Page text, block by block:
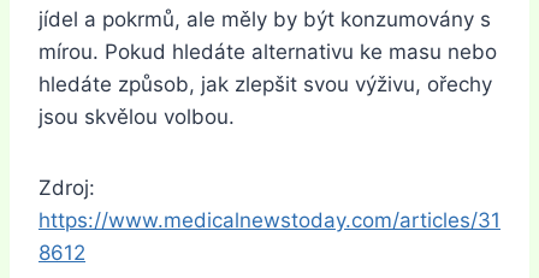
jídel a pokrmů, ale měly by být konzumovány s
mírou. Pokud hledáte alternativu ke masu nebo
hledáte způsob, jak zlepšit svou výživu, ořechy
jsou skvělou volbou.
Zdroj:
https://www.medicalnewstoday.com/articles/31
8612